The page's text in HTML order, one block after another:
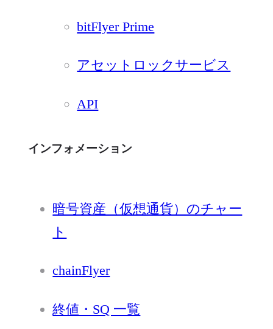
bitFlyer Prime
アセットロックサービス
API
インフォメーション
暗号資産（仮想通貨）のチャー
ト
chainFlyer
終値・SQ 一覧